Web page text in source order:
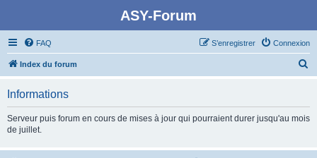
ASY-Forum
FAQ Connexion
S’enregistrer
Index du forum
Informations
Serveur puis forum en cours de mises à jour qui pourraient durer jusqu'au mois
de juillet.